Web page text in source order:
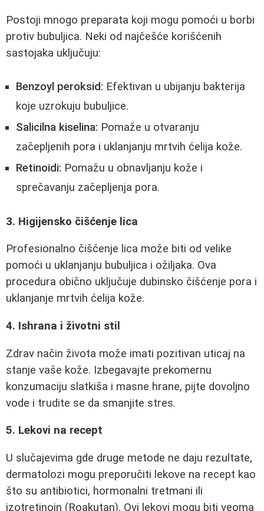
Postoji mnogo preparata koji mogu pomoći u borbi
protiv bubuljica. Neki od najčešće korišćenih
sastojaka uključuju:
Benzoyl peroksid: Efektivan u ubijanju bakterija
koje uzrokuju bubuljice.
Salicilna kiselina: Pomaže u otvaranju
začepljenih pora i uklanjanju mrtvih ćelija kože.
Retinoidi: Pomažu u obnavljanju kože i
sprečavanju začepljenja pora.
3. Higijensko čišćenje lica
Profesionalno čišćenje lica može biti od velike
pomoći u uklanjanju bubuljica i ožiljaka. Ova
procedura obično uključuje dubinsko čišćenje pora i
uklanjanje mrtvih ćelija kože.
4. Ishrana i životni stil
Zdrav način života može imati pozitivan uticaj na
stanje vaše kože. Izbegavajte prekomernu
konzumaciju slatkiša i masne hrane, pijte dovoljno
vode i trudite se da smanjite stres.
5. Lekovi na recept
U slučajevima gde druge metode ne daju rezultate,
dermatolozi mogu preporučiti lekove na recept kao
što su antibiotici, hormonalni tretmani ili
izotretinoin (Roakutan). Ovi lekovi mogu biti veoma